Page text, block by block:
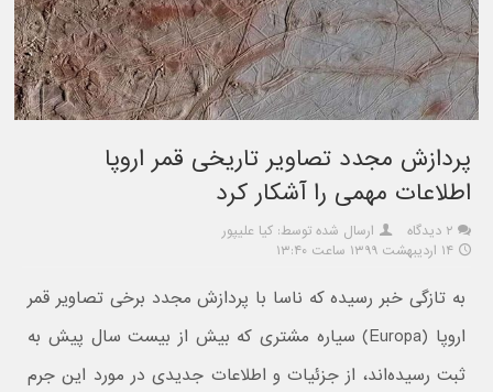
پردازش مجدد تصاویر تاریخی قمر اروپا
اطلاعات مهمی را آشکار کرد
۲ دیدگاه
ارسال شده توسط: کیا علیپور
۱۴ اردیبهشت ۱۳۹۹ ساعت ۱۳:۴۰
به تازگی خبر رسیده که ناسا با پردازش مجدد برخی تصاویر قمر
اروپا (Europa) سیاره مشتری که بیش از بیست سال پیش به
ثبت رسیده‌اند، از جزئیات و اطلاعات جدیدی در مورد این جرم